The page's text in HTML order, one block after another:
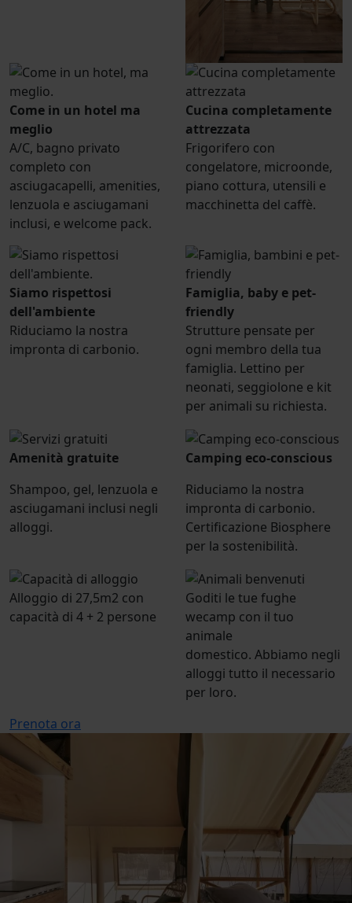
Come in un hotel ma
meglio
A/C, bagno privato
completo con
asciugacapelli, amenities,
lenzuola e asciugamani
inclusi, e welcome pack.
Cucina completamente
attrezzata
Frigorifero con
congelatore, microonde,
piano cottura, utensili e
macchinetta del caffè.
Siamo rispettosi
dell'ambiente
Riduciamo la nostra
impronta di carbonio.
Famiglia, baby e pet-
friendly
Strutture pensate per
ogni membro della tua
famiglia. Lettino per
neonati, seggiolone e kit
per animali su richiesta.
Amenità gratuite
Shampoo, gel, lenzuola e
asciugamani inclusi negli
alloggi.
Camping eco-conscious
Riduciamo la nostra
impronta di carbonio.
Certificazione Biosphere
per la sostenibilità.
Alloggio di 27,5m2 con
capacità di 4 + 2 persone
Goditi le tue fughe
wecamp con il tuo
animale
domestico. Abbiamo negli
alloggi tutto il necessario
per loro.
Prenota ora